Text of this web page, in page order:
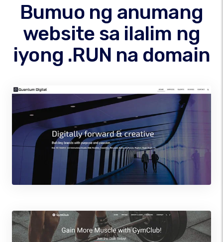
Bumuo ng anumang
website sa ilalim ng
iyong .RUN na domain